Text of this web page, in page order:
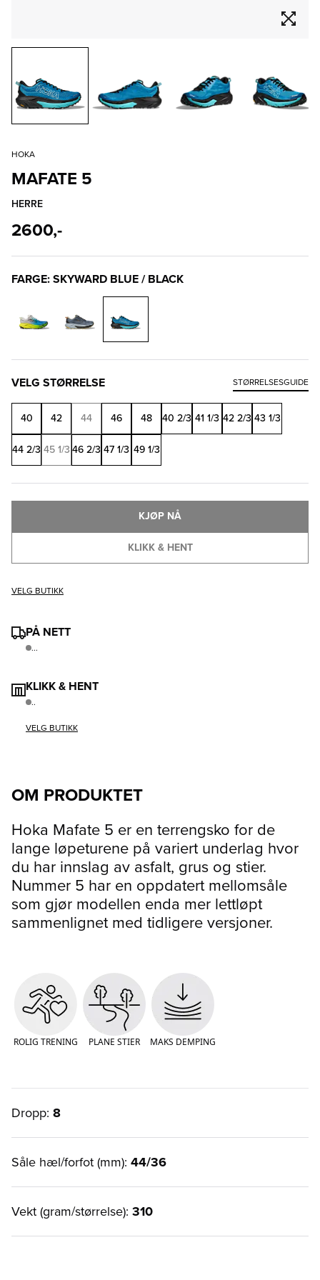
HOKA
MAFATE 5
HERRE
2600,-
FARGE: SKYWARD BLUE / BLACK
VELG STØRRELSE STØRRELSESGUIDE
40 42 44 46 48 40 2/3 41 1/3 42 2/343 1/3
44 2/345 1/346 2/347 1/3 49 1/3
KLIKK & HENT
KJØP NÅ
VELG BUTIKK
PÅ NETT
...
KLIKK & HENT
..
VELG BUTIKK
OM PRODUKTET
Hoka Mafate 5 er en terrengsko for de
lange løpeturene på variert underlag hvor
du har innslag av asfalt, grus og stier.
Nummer 5 har en oppdatert mellomsåle
som gjør modellen enda mer lettløpt
sammenlignet med tidligere versjoner.
ROLIG TRENING PLANE STIER MAKS DEMPING
Dropp: 8
Såle hæl/forfot (mm): 44/36
Vekt (gram/størrelse): 310